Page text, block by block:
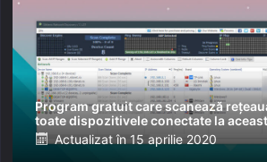
Program gratuit care scanează
toate dispozitivele conectate la
Posted
Actualizat în 15 aprilie 2020